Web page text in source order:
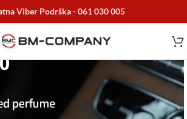
Viber Podrška -061 030 005